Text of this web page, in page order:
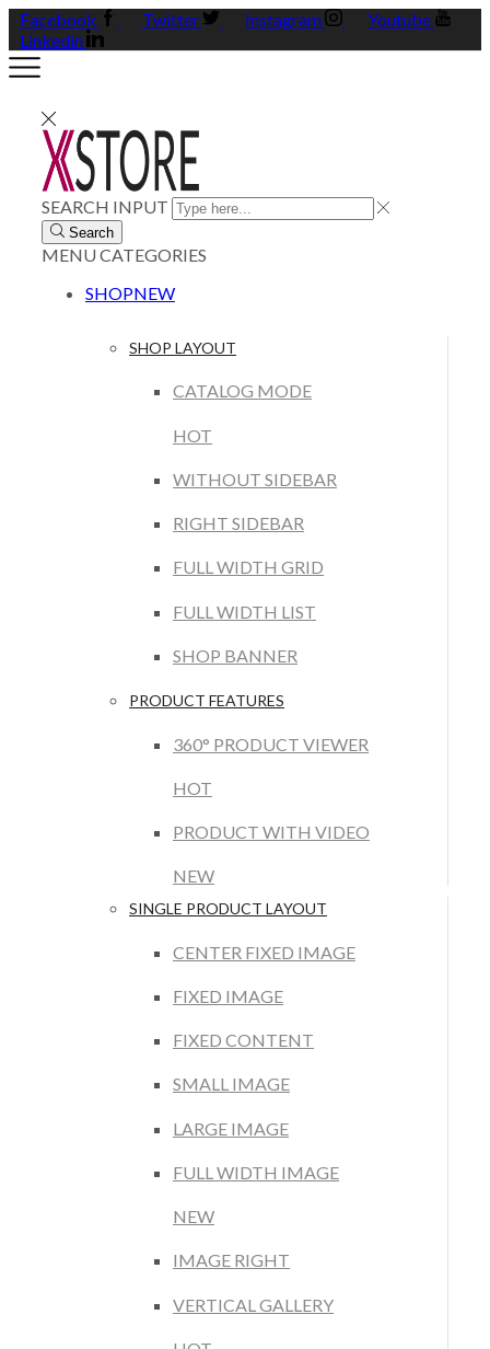
Facebook Twitter Instagram
Youtube
Linkedin
SEARCH INPUT
Search
MENUCATEGORIES
SHOPNEW
SHOP LAYOUT
CATALOG MODE
HOT
WITHOUT SIDEBAR
RIGHT SIDEBAR
FULL WIDTH GRID
FULL WIDTH LIST
SHOP BANNER
PRODUCT FEATURES
360° PRODUCT VIEWER
HOT
PRODUCT WITH VIDEO
NEW
SINGLE PRODUCT LAYOUT
CENTER FIXED IMAGE
FIXED IMAGE
FIXED CONTENT
SMALL IMAGE
LARGE IMAGE
FULL WIDTH IMAGE
NEW
IMAGE RIGHT
VERTICAL GALLERY